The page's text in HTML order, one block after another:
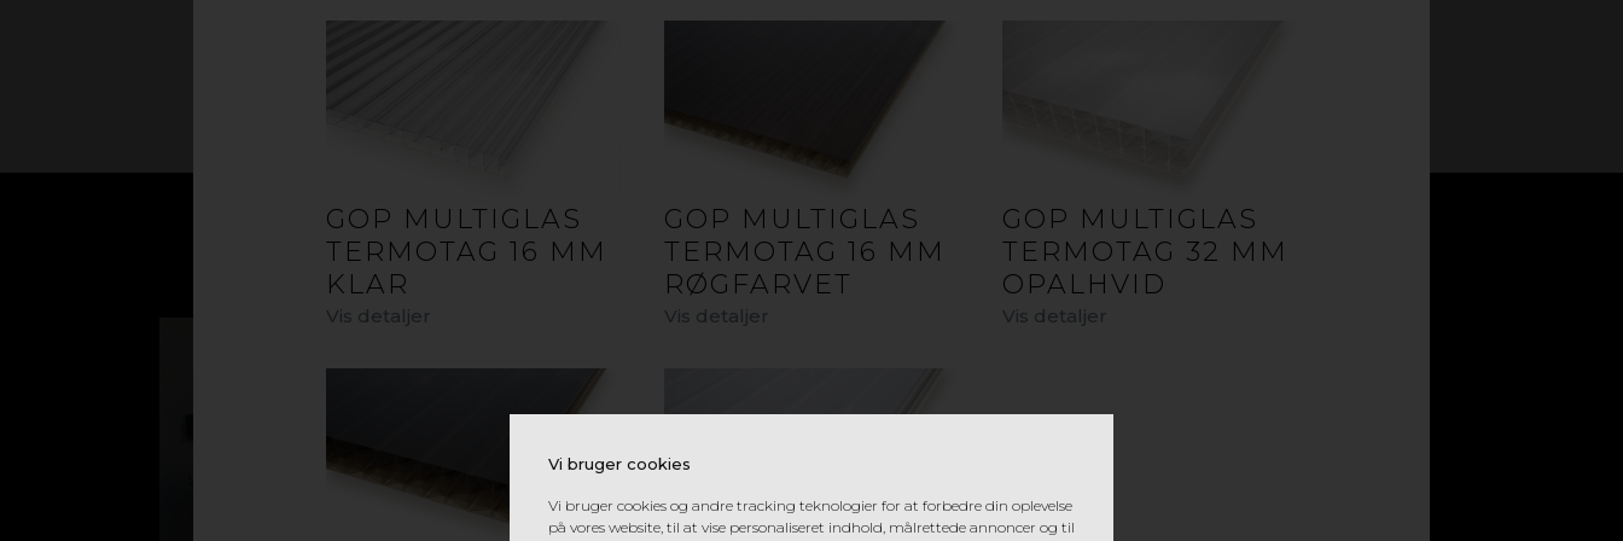
Vi bruger cookies
Vi bruger cookies og andre tracking teknologier for at forbedre din oplevelse
på vores website, til at vise personaliseret indhold, målrettede annoncer og til
GOP MULTIGLAS
TERMOTAG 16 MM
KLAR
Vis detaljer
GOP MULTIGLAS
TERMOTAG 16 MM
RØGFARVET
Vis detaljer
GOP MULTIGLAS
TERMOTAG 32 MM
OPALHVID
Vis detaljer
Små detaljer. Stor forskel.